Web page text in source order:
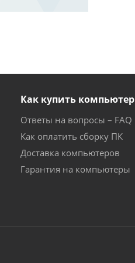
Как купить компьютер
Ответы на вопросы – FAQ
Как оплатить сборку ПК
Доставка компьютеров
Гарантия на компьютеры